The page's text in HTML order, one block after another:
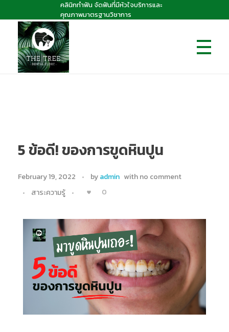
คลินิกทำฟัน จัดฟันที่มีหัวใจบริการและ
คุณภาพมาตรฐานวิชาการ
5 ข้อดี! ของการขูดหินปูน
February 19, 2022 byadmin withno comment
สาระความรู้
0